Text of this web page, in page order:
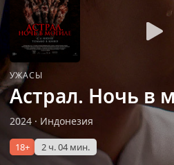
УЖАСЫ
Астрал. Ночь в
2024 · Индонезия
18+ 2 ч. 04 мин.